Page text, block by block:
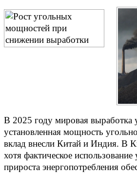
В 2025 году мировая выработка
установленная мощность
вклад внесли Китай и Индия. В
хотя фактическое
прироста энергопотребления